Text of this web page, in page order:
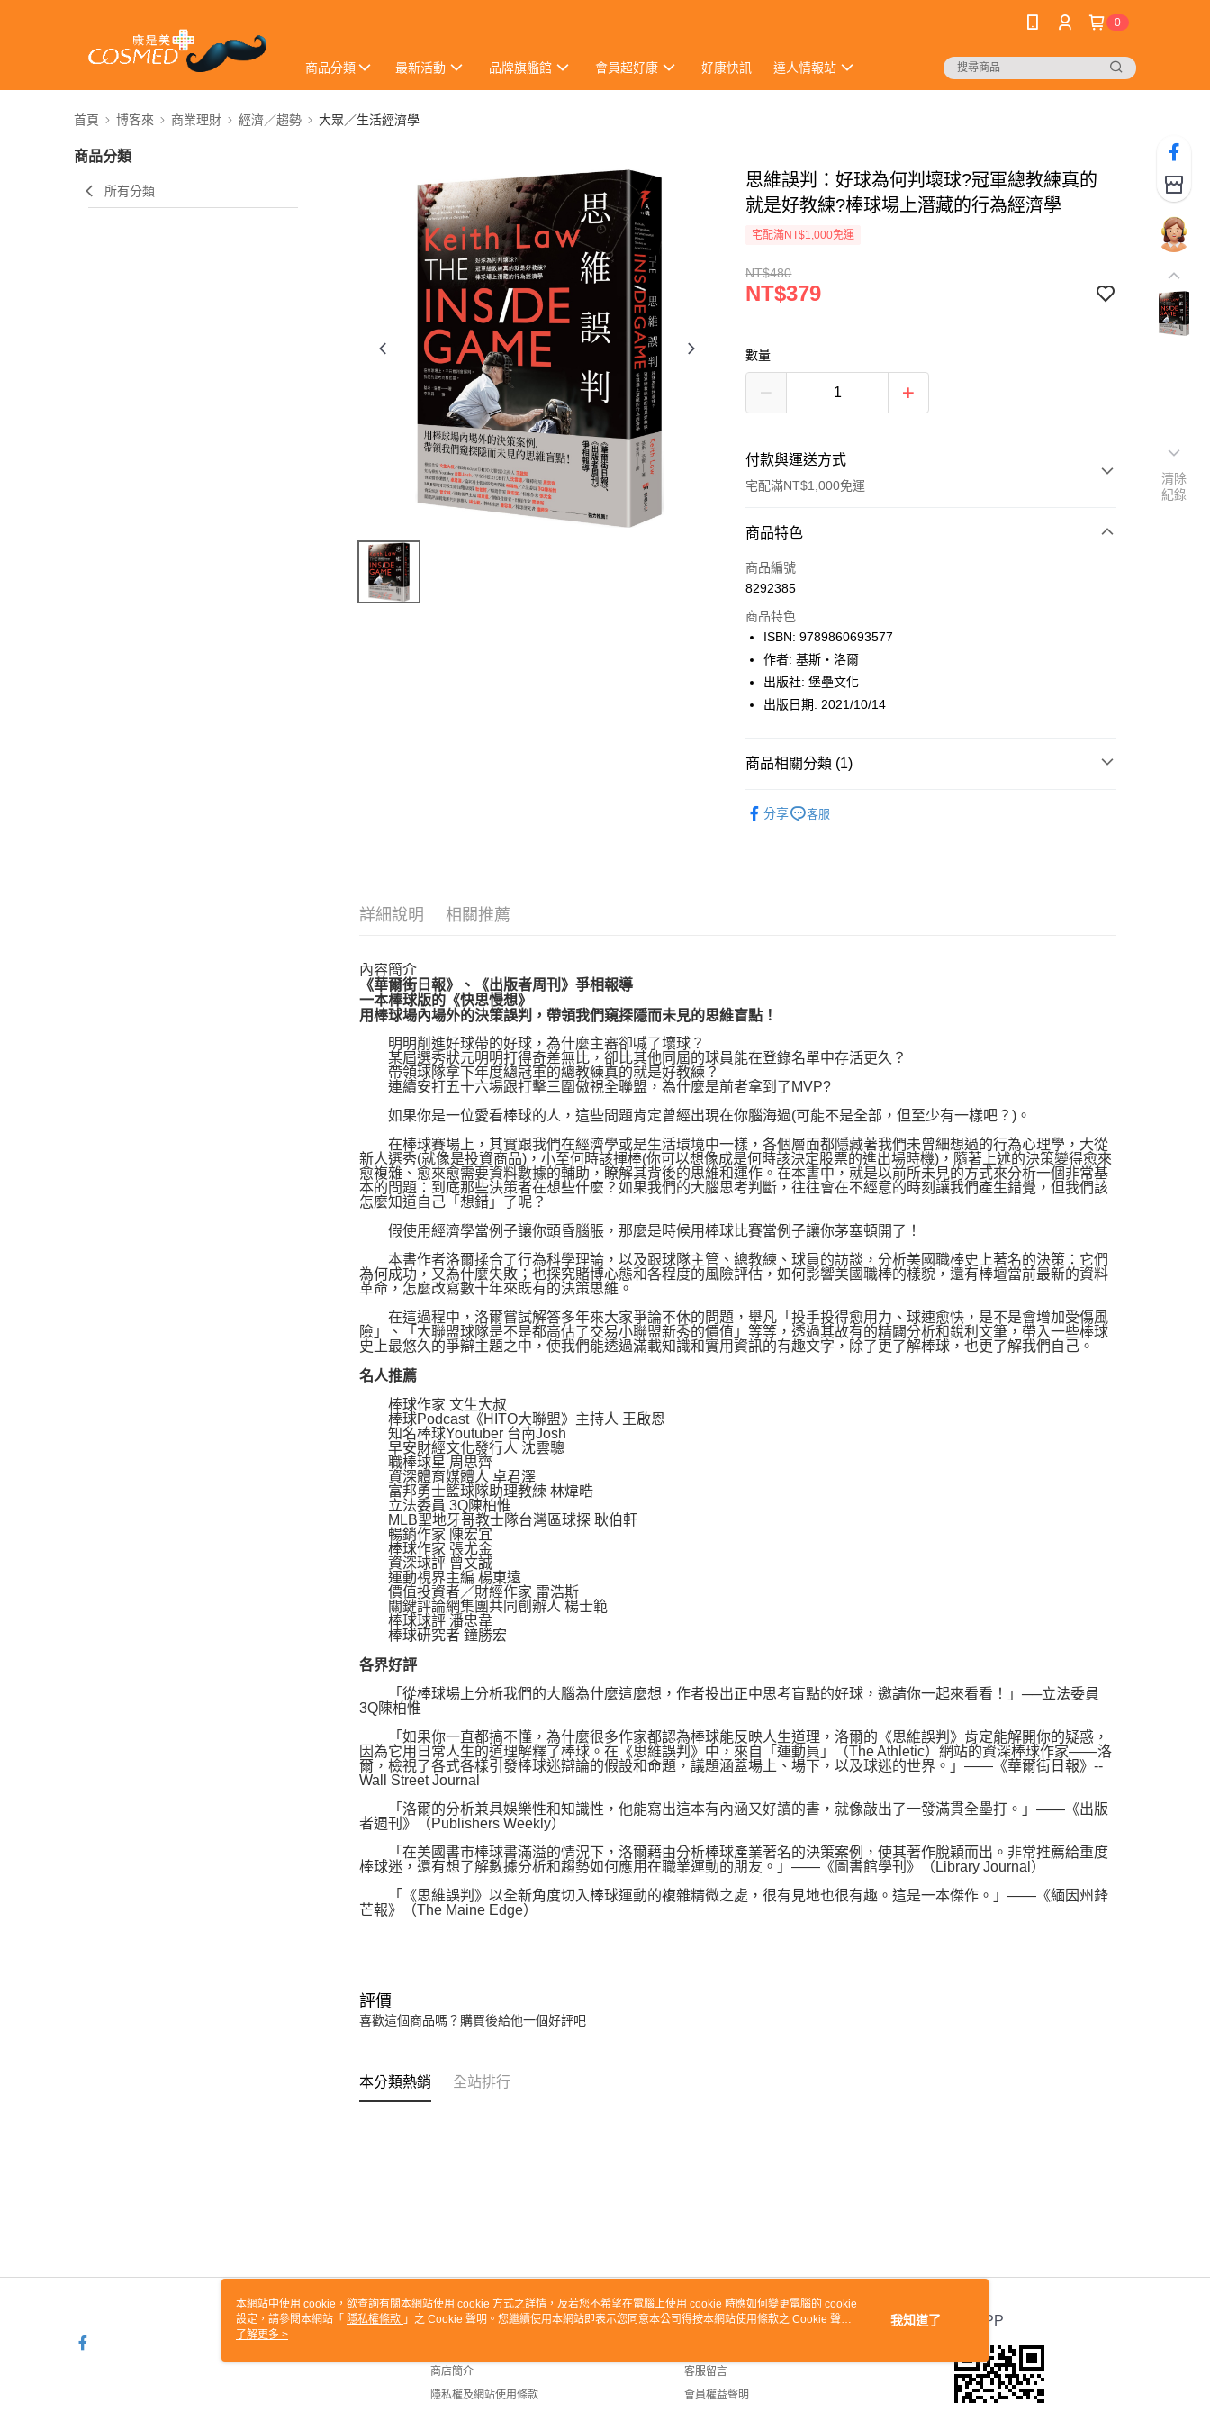
0
商品分類 最新活動 品牌旗艦館 會員超好康 好康快訊 達人情報站
首頁 博客來 商業理財 經濟／趨勢 大眾／生活經濟學
商品分類
所有分類
思維誤判：好球為何判壞球?冠軍總教練真的
就是好教練?棒球場上潛藏的行為經濟學
宅配滿NT$1,000免運
NT$480
NT$379
數量
付款與運送方式
宅配滿NT$1,000免運
付款方式
icash Pay
數位禮券
LINE Pay
Apple Pay
悠遊付
商品特色
商品編號
8292385
商品特色
ISBN: 9789860693577
作者: 基斯‧洛爾
出版社: 堡壘文化
出版日期: 2021/10/14
商品相關分類 (1)
分享
客服
詳細說明 相關推薦
內容簡介
《華爾街日報》、《出版者周刊》爭相報導
一本棒球版的《快思慢想》
用棒球場內場外的決策誤判，帶領我們窺探隱而未見的思維盲點！
明明削進好球帶的好球，為什麼主審卻喊了壞球？
某屆選秀狀元明明打得奇差無比，卻比其他同屆的球員能在登錄名單中存活更久？
帶領球隊拿下年度總冠軍的總教練真的就是好教練？
連續安打五十六場跟打擊三圍傲視全聯盟，為什麼是前者拿到了MVP?
如果你是一位愛看棒球的人，這些問題肯定曾經出現在你腦海過(可能不是全部，但至少有一樣吧？)。
在棒球賽場上，其實跟我們在經濟學或是生活環境中一樣，各個層面都隱藏著我們未曾細想過的行為心理學，大從
新人選秀(就像是投資商品)，小至何時該揮棒(你可以想像成是何時該決定股票的進出場時機)，隨著上述的決策變得愈來
愈複雜、愈來愈需要資料數據的輔助，瞭解其背後的思維和運作。在本書中，就是以前所未見的方式來分析一個非常基
本的問題：到底那些決策者在想些什麼？如果我們的大腦思考判斷，往往會在不經意的時刻讓我們產生錯覺，但我們該
怎麼知道自己「想錯」了呢？
假使用經濟學當例子讓你頭昏腦脹，那麼是時候用棒球比賽當例子讓你茅塞頓開了！
本書作者洛爾揉合了行為科學理論，以及跟球隊主管、總教練、球員的訪談，分析美國職棒史上著名的決策：它們
為何成功，又為什麼失敗；也探究賭博心態和各程度的風險評估，如何影響美國職棒的樣貌，還有棒壇當前最新的資料
革命，怎麼改寫數十年來既有的決策思維。
在這過程中，洛爾嘗試解答多年來大家爭論不休的問題，舉凡「投手投得愈用力、球速愈快，是不是會增加受傷風
險」、「大聯盟球隊是不是都高估了交易小聯盟新秀的價值」等等，透過其故有的精闢分析和銳利文筆，帶入一些棒球
史上最悠久的爭辯主題之中，使我們能透過滿載知識和實用資訊的有趣文字，除了更了解棒球，也更了解我們自己。
名人推薦
棒球作家 文生大叔
棒球Podcast《HITO大聯盟》主持人 王啟恩
知名棒球Youtuber 台南Josh
早安財經文化發行人 沈雲驄
職棒球星 周思齊
資深體育媒體人 卓君澤
富邦勇士籃球隊助理教練 林煒晧
立法委員 3Q陳柏惟
MLB聖地牙哥教士隊台灣區球探 耿伯軒
暢銷作家 陳宏宜
棒球作家 張尤金
資深球評 曾文誠
運動視界主編 楊東遠
價值投資者／財經作家 雷浩斯
關鍵評論網集團共同創辦人 楊士範
棒球球評 潘忠韋
棒球研究者 鐘勝宏
各界好評
「從棒球場上分析我們的大腦為什麼這麼想，作者投出正中思考盲點的好球，邀請你一起來看看！」──立法委員
3Q陳柏惟
「如果你一直都搞不懂，為什麼很多作家都認為棒球能反映人生道理，洛爾的《思維誤判》肯定能解開你的疑惑，
因為它用日常人生的道理解釋了棒球。在《思維誤判》中，來自「運動員」（The Athletic）網站的資深棒球作家——洛
爾，檢視了各式各樣引發棒球迷辯論的假設和命題，議題涵蓋場上、場下，以及球迷的世界。」——《華爾街日報》--
Wall Street Journal
「洛爾的分析兼具娛樂性和知識性，他能寫出這本有內涵又好讀的書，就像敲出了一發滿貫全壘打。」——《出版
者週刊》（Publishers Weekly）
「在美國書市棒球書滿溢的情況下，洛爾藉由分析棒球產業著名的決策案例，使其著作脫穎而出。非常推薦給重度
棒球迷，還有想了解數據分析和趨勢如何應用在職業運動的朋友。」——《圖書館學刊》（Library Journal）
「《思維誤判》以全新角度切入棒球運動的複雜精微之處，很有見地也很有趣。這是一本傑作。」——《緬因州鋒
芒報》（The Maine Edge）
評價
喜歡這個商品嗎？購買後給他一個好評吧
本分類熱銷 全站排行
關於我們
商店簡介
隱私權及網站使用條款
客服資訊
客服留言
會員權益聲明
官方APP
清除
紀錄
本網站中使用 cookie，欲查詢有關本網站使用 cookie 方式之詳情，及若您不希望在電腦上使用 cookie 時應如何變更電腦的 cookie
設定，請參閱本網站「 隱私權條款 」之 Cookie 聲明。您繼續使用本網站即表示您同意本公司得按本網站使用條款之 Cookie 聲明
使用 cookie。
了解更多 >
我知道了